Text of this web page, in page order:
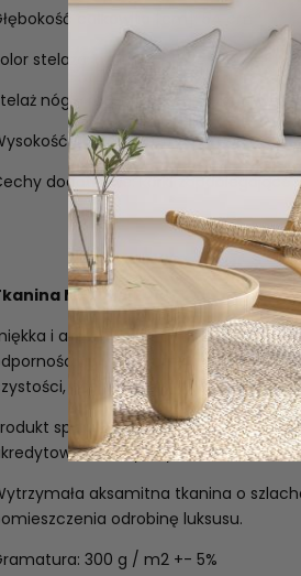
całkowita [cm]: 54 cm
stelaża: czarny
nóg - rodzaj stelaża: hoker
do podłokietnika: 80cm
dodatkowe: korki zapobiegające
MAGIC VELVET
i aksamitna w dotyku tkaniną
na ścieranie oraz
posiada atesty do użytku
sprawdzony pod kątem
instytuty.
aksamitna tkanina o
odrobinę luksusu.
300 g / m2 +- 5%